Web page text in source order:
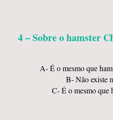
4 – Sobre o hamster
A- É o mesmo que
B- Não existe
C- É o mesmo que